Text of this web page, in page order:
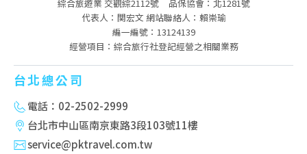
綜合旅遊業 交觀綜2112號
品保協會：北1281號
代表人：関宏文 網站聯絡人：賴崇瑜
編一編號：13124139
經營項目：綜合旅行社登記經營之相關業務
台北總公司
電話：02-2502-2999
台北市中山區南京東路3段103號11樓
service@pktravel.com.tw